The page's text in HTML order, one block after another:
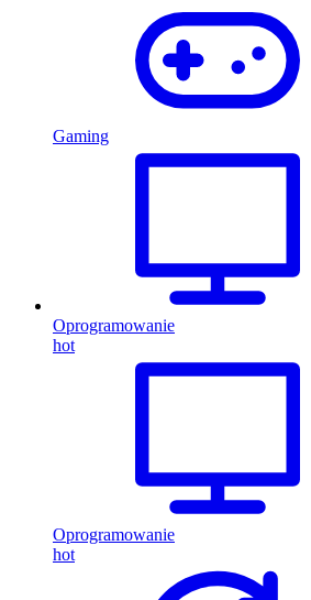
Gaming
Oprogramowanie
hot
Oprogramowanie
hot